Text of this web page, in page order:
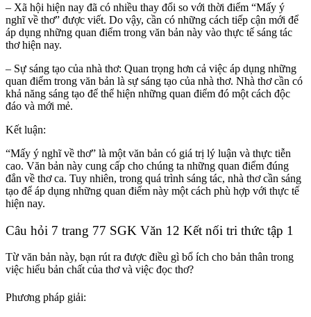
– Xã hội hiện nay đã có nhiều thay đổi so với thời điểm “Mấy ý
nghĩ về thơ” được viết. Do vậy, cần có những cách tiếp cận mới để
áp dụng những quan điểm trong văn bản này vào thực tế sáng tác
thơ hiện nay.
– Sự sáng tạo của nhà thơ: Quan trọng hơn cả việc áp dụng những
quan điểm trong văn bản là sự sáng tạo của nhà thơ. Nhà thơ cần có
khả năng sáng tạo để thể hiện những quan điểm đó một cách độc
đáo và mới mẻ.
Kết luận:
“Mấy ý nghĩ về thơ” là một văn bản có giá trị lý luận và thực tiễn
cao. Văn bản này cung cấp cho chúng ta những quan điểm đúng
đắn về thơ ca. Tuy nhiên, trong quá trình sáng tác, nhà thơ cần sáng
tạo để áp dụng những quan điểm này một cách phù hợp với thực tế
hiện nay.
Câu hỏi 7 trang 77 SGK Văn 12 Kết nối tri thức tập 1
Từ văn bản này, bạn rút ra được điều gì bổ ích cho bản thân trong
việc hiểu bản chất của thơ và việc đọc thơ?
Phương pháp giải: